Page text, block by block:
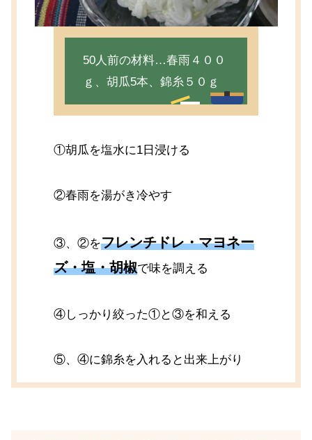
50人前の材料…春雨４００
ｇ、胡瓜5本、錦糸５０ｇ
①胡瓜を塩水に1日浸ける
②春雨を湯がき冷やす
③、②をフレンチドレ・マヨネー
ズ・塩・胡椒で味を調える
④しっかり絞った①と③を和える
⑤、④に錦糸を入れると出来上がり